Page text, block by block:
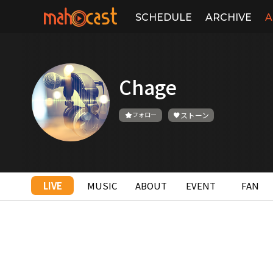
SCHEDULE ARCHIVE
Chage
フォロー ストーン
LIVE MUSIC ABOUT EVENT FAN